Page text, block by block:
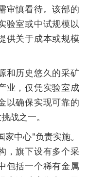
审慎看待。该部的
验室或中试规模以
供关于成本或规模
和历史悠久的采矿
业，仅凭实验室成
以确保实现可靠的
战之一。
中心"负责实施。
，旗下设有多个采
包括一个稀有金属